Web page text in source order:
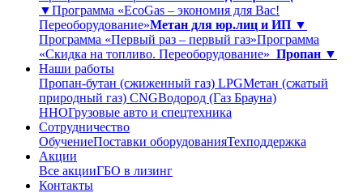
▼Программа «EcoGas – экономия для Вас!
Переоборудование»Метан для юр.лиц и ИП ▼
Программа «Первый раз – первый газ»Программа
«Скидка на топливо. Переоборудование» Пропан ▼
Наши работы
Пропан-бутан (сжиженный газ) LPGМетан (сжатый
природный газ) CNGВодород (Газ Брауна)
ННОГрузовые авто и спецтехника
Сотрудничество
ОбучениеПоставки оборудованияТехподдержка
Акции
Все акцииГБО в лизинг
Контакты